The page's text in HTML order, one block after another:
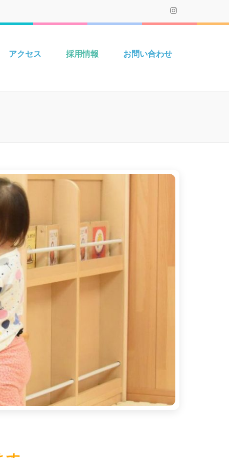
企業主導型保育園）一時保
の園等を運営しております。
アクセス 採用情報 お問い合わせ